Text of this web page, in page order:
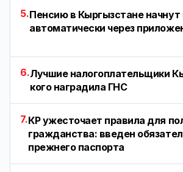
5.Пенсию в Кыргызстане начнут
автоматически через
6.Лучшие налогоплательщики
кого наградила ГНС
7.КР ужесточает правила для
гражданства: введен
прежнего паспорта